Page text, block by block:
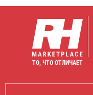
ТО, ЧТО ОТЛИЧАЕТ